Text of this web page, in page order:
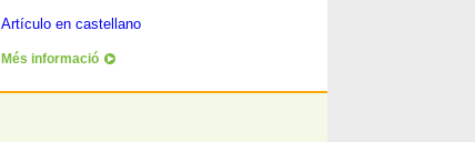
Artículo en castellano
Més informació